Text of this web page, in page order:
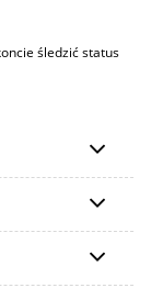
śledzić status